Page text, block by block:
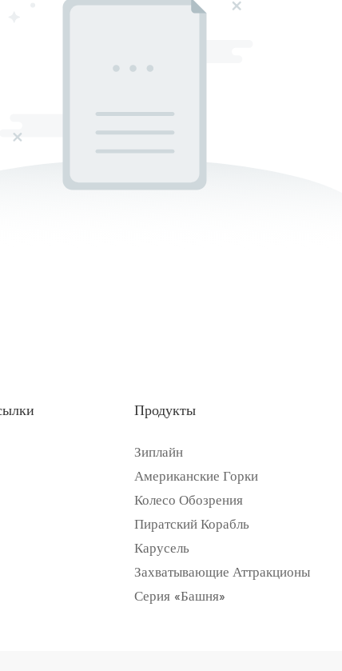
Продукты
Зиплайн
Американские Горки
Колесо Обозрения
Пиратский Корабль
Карусель
Захватывающие Аттракционы
Серия «Башня»